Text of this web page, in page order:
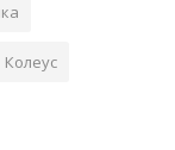
Колеус